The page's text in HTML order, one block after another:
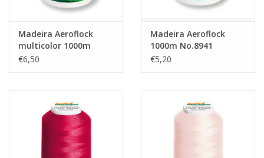
Madeira Aeroflock
multicolor 1000m
No.9509
€6,50
Madeira Aeroflock
1000m No.8941
€5,20